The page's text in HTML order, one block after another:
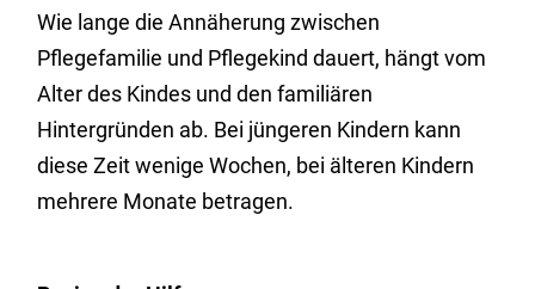
Wie lange die Annäherung zwischen
Pflegefamilie und Pflegekind dauert, hängt vom
Alter des Kindes und den familiären
Hintergründen ab. Bei jüngeren Kindern kann
diese Zeit wenige Wochen, bei älteren Kindern
mehrere Monate betragen.